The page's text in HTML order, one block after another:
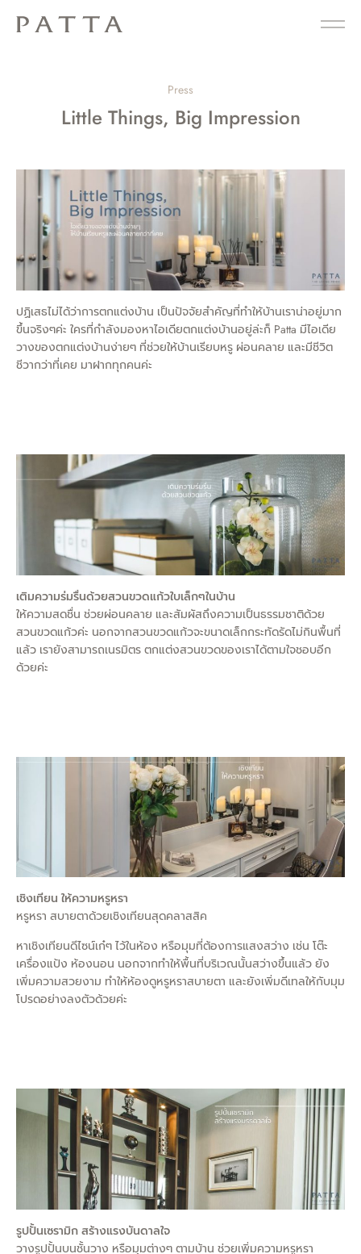
Press
Little Things, Big Impression
ปฏิเสธไม่ได้ว่าการตกแต่งบ้าน เป็นปัจจัยสำคัญที่ทำให้บ้านเราน่าอยู่มาก
ขึ้นจริงๆค่ะ ใครที่กำลังมองหาไอเดียตกแต่งบ้านอยู่ล่ะก็ Patta มีไอเดีย
วางของตกแต่งบ้านง่ายๆ ที่ช่วยให้บ้านเรียบหรู ผ่อนคลาย และมีชีวิต
ชีวากว่าที่เคย มาฝากทุกคนค่ะ
เติมความร่มรื่นด้วยสวนขวดแก้วใบเล็กๆในบ้าน
ให้ความสดชื่น ช่วยผ่อนคลาย และสัมผัสถึงความเป็นธรรมชาติด้วย
สวนขวดแก้วค่ะ นอกจากสวนขวดแก้วจะขนาดเล็กกระทัดรัดไม่กินพื้นที่
แล้ว เรายังสามารถเนรมิตร ตกแต่งสวนขวดของเราได้ตามใจชอบอีก
ด้วยค่ะ
เชิงเทียน ให้ความหรูหรา
หรูหรา สบายตาด้วยเชิงเทียนสุดคลาสสิค
หาเชิงเทียนดีไซน์เก๋ๆ ไว้ในห้อง หรือมุมที่ต้องการแสงสว่าง เช่น โต๊ะ
เครื่องแป้ง ห้องนอน นอกจากทำให้พื้นที่บริเวณนั้นสว่างขึ้นแล้ว ยัง
เพิ่มความสวยงาม ทำให้ห้องดูหรูหราสบายตา และยังเพิ่มดีเทลให้กับมุม
โปรดอย่างลงตัวด้วยค่ะ
รูปปั้นเซรามิก สร้างแรงบันดาลใจ
วางรูปปั้นบนชั้นวาง หรือมุมต่างๆ ตามบ้าน ช่วยเพิ่มความหรูหรา